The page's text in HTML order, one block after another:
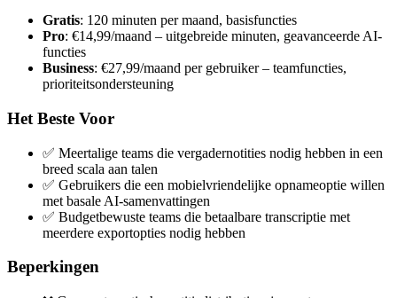
Gratis: 120 minuten per maand, basisfuncties
Pro: €14,99/maand – uitgebreide minuten, geavanceerde AI-
functies
Business: €27,99/maand per gebruiker – teamfuncties,
prioriteitsondersteuning
Het Beste Voor
✅ Meertalige teams die vergadernotities nodig hebben in een
breed scala aan talen
✅ Gebruikers die een mobielvriendelijke opnameoptie willen
met basale AI-samenvattingen
✅ Budgetbewuste teams die betaalbare transcriptie met
meerdere exportopties nodig hebben
Beperkingen